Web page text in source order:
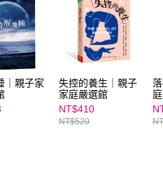
https://aftee.tw/terms/
３．未成年的使用者請事
「AFTEE先享後付」，若
任。
４．使用「AFTEE先享後
即時審查核予不同之上限
結果請求用戶進行身份認
５．嚴禁一人註冊多個帳
形，恩沛科技股份有限公
動。
｜親子家
失控的養生｜親子
家庭嚴選館
NT$410
NT$520